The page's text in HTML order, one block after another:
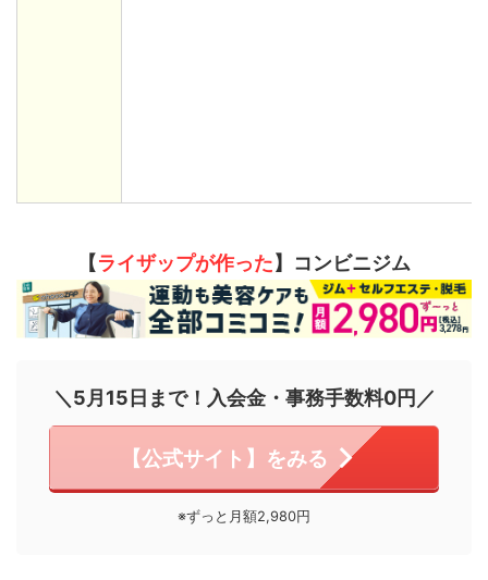
【ライザップが作った】コンビニジム
＼5月15日まで！入会金・事務手数料0円／
【公式サイト】をみる
※ずっと月額2,980円